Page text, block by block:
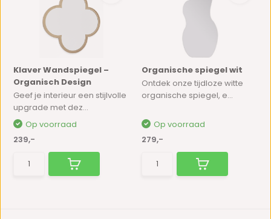
Klaver Wandspiegel –
Organisch Design
Geef je interieur een stijlvolle
upgrade met dez...
Op voorraad
239,-
Organische spiegel wit
Ontdek onze tijdloze witte
organische spiegel, e...
Op voorraad
279,-